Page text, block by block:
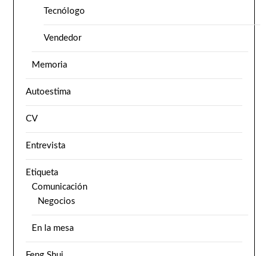
Tecnólogo
Vendedor
Memoria
Autoestima
CV
Entrevista
Etiqueta
Comunicación
Negocios
En la mesa